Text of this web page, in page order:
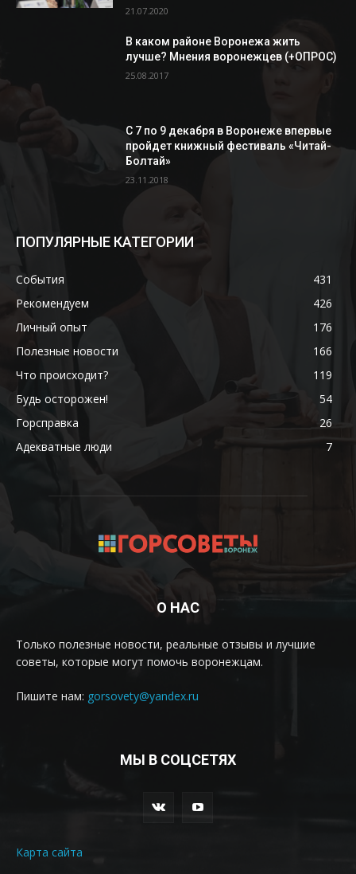
21.07.2020
В каком районе Воронежа жить
лучше? Мнения воронежцев (+ОПРОС)
25.08.2017
С 7 по 9 декабря в Воронеже впервые
пройдет книжный фестиваль «Читай-
Болтай»
23.11.2018
ПОПУЛЯРНЫЕ КАТЕГОРИИ
События
431
Рекомендуем
426
Личный опыт
176
Полезные новости
166
Что происходит?
119
Будь осторожен!
54
Горсправка
26
Адекватные люди
7
О НАС
Только полезные новости, реальные отзывы и лучшие
советы, которые могут помочь воронежцам.
Пишите нам: gorsovety@yandex.ru
МЫ В СОЦСЕТЯХ
Карта сайта